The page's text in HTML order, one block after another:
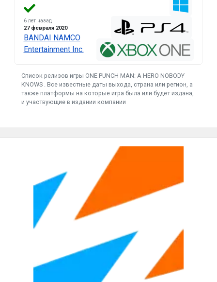
6 лет назад
27 февраля 2020
BANDAI NAMCO
Entertainment Inc.
Список релизов игры ONE PUNCH MAN: A HERO NOBODY
KNOWS . Все известные даты выхода, страна или регион, а
также платформы на которые игра была или будет издана,
и участвующие в издании компании